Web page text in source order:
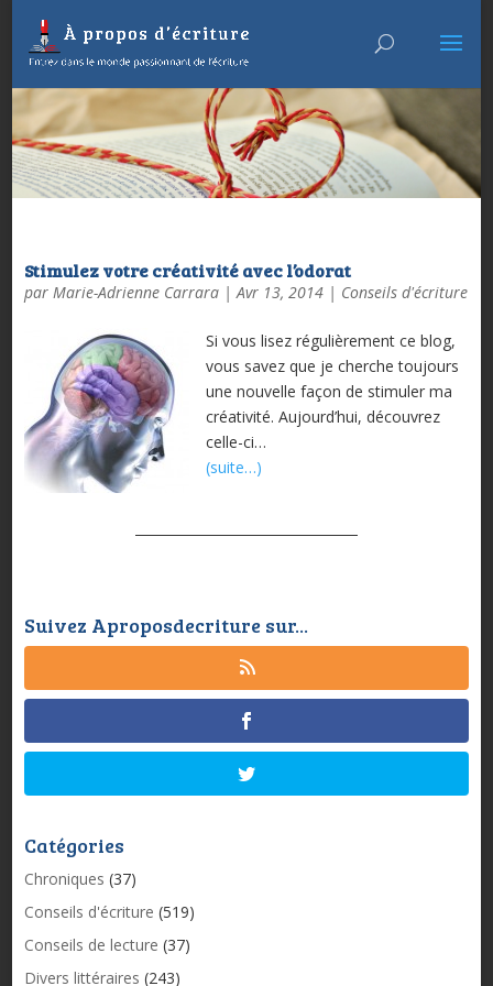
Stimulez votre créativité avec l’odorat
par Marie-Adrienne Carrara|Avr 13, 2014| Conseils d'écriture
Si vous lisez régulièrement ce blog,
vous savez que je cherche toujours
une nouvelle façon de stimuler ma
créativité. Aujourd’hui, découvrez
celle-ci…
(suite…)
Suivez Aproposdecriture sur...
Catégories
Chroniques (37)
Conseils d'écriture (519)
Conseils de lecture (37)
Divers littéraires (243)